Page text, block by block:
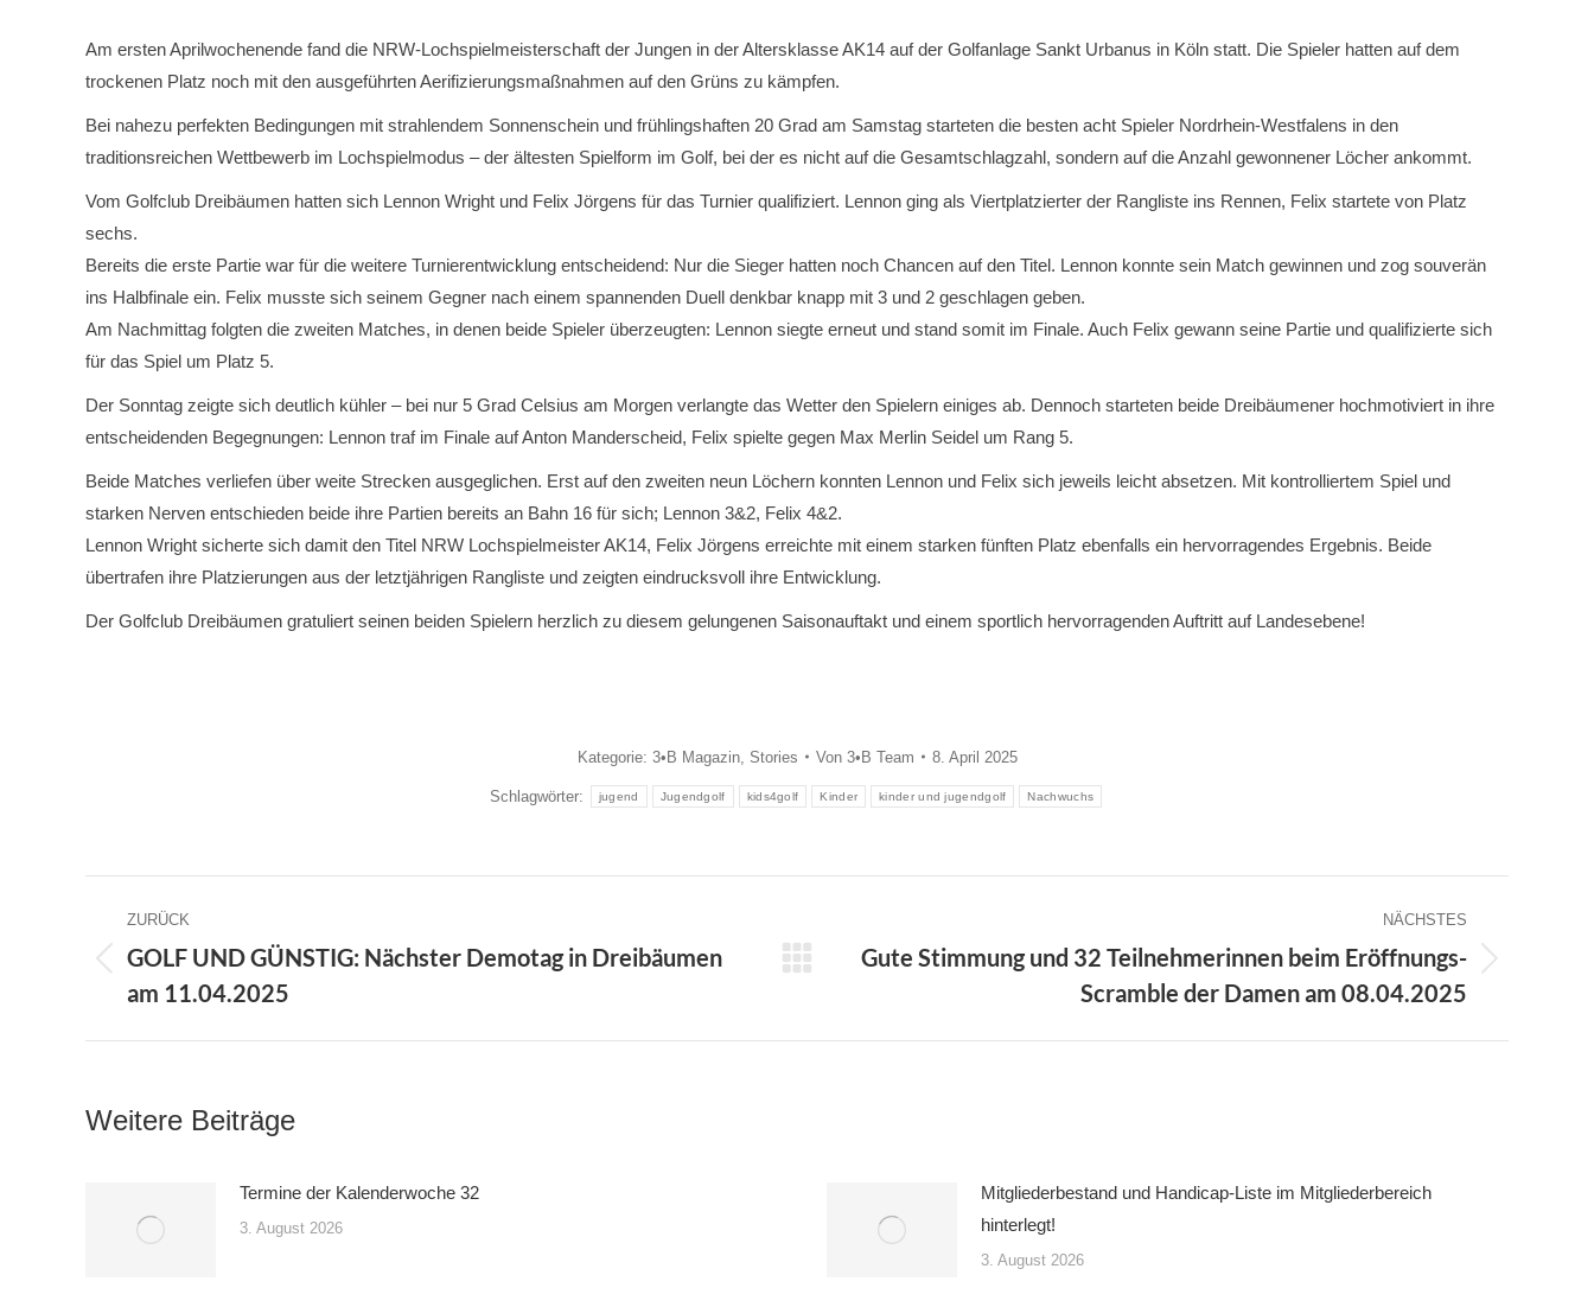
Am ersten Aprilwochenende fand die NRW-Lochspielmeisterschaft der Jungen in der Altersklasse AK14 auf der Golfanlage Sankt Urbanus in Köln statt. Die Spieler hatten auf dem
trockenen Platz noch mit den ausgeführten Aerifizierungsmaßnahmen auf den Grüns zu kämpfen.
Bei nahezu perfekten Bedingungen mit strahlendem Sonnenschein und frühlingshaften 20 Grad am Samstag starteten die besten acht Spieler Nordrhein-Westfalens in den
traditionsreichen Wettbewerb im Lochspielmodus – der ältesten Spielform im Golf, bei der es nicht auf die Gesamtschlagzahl, sondern auf die Anzahl gewonnener Löcher ankommt.
Vom Golfclub Dreibäumen hatten sich Lennon Wright und Felix Jörgens für das Turnier qualifiziert. Lennon ging als Viertplatzierter der Rangliste ins Rennen, Felix startete von Platz
sechs.
Bereits die erste Partie war für die weitere Turnierentwicklung entscheidend: Nur die Sieger hatten noch Chancen auf den Titel. Lennon konnte sein Match gewinnen und zog souverän
ins Halbfinale ein. Felix musste sich seinem Gegner nach einem spannenden Duell denkbar knapp mit 3 und 2 geschlagen geben.
Am Nachmittag folgten die zweiten Matches, in denen beide Spieler überzeugten: Lennon siegte erneut und stand somit im Finale. Auch Felix gewann seine Partie und qualifizierte sich
für das Spiel um Platz 5.
Der Sonntag zeigte sich deutlich kühler – bei nur 5 Grad Celsius am Morgen verlangte das Wetter den Spielern einiges ab. Dennoch starteten beide Dreibäumener hochmotiviert in ihre
entscheidenden Begegnungen: Lennon traf im Finale auf Anton Manderscheid, Felix spielte gegen Max Merlin Seidel um Rang 5.
Beide Matches verliefen über weite Strecken ausgeglichen. Erst auf den zweiten neun Löchern konnten Lennon und Felix sich jeweils leicht absetzen. Mit kontrolliertem Spiel und
starken Nerven entschieden beide ihre Partien bereits an Bahn 16 für sich; Lennon 3&2, Felix 4&2.
Lennon Wright sicherte sich damit den Titel NRW Lochspielmeister AK14, Felix Jörgens erreichte mit einem starken fünften Platz ebenfalls ein hervorragendes Ergebnis. Beide
übertrafen ihre Platzierungen aus der letztjährigen Rangliste und zeigten eindrucksvoll ihre Entwicklung.
Der Golfclub Dreibäumen gratuliert seinen beiden Spielern herzlich zu diesem gelungenen Saisonauftakt und einem sportlich hervorragenden Auftritt auf Landesebene!
Kategorie: 3•B Magazin, Stories Von 3•B Team 8. April 2025
Schlagwörter: jugend Jugendgolf kids4golf Kinder kinder und jugendgolf Nachwuchs
KOMMENTARNAVIGATION
ZURÜCK
Vorheriger
Beitrag:
GOLF UND GÜNSTIG: Nächster Demotag in Dreibäumen
am 11.04.2025
NÄCHSTES
Nächster
Gute Stimmung und 32 Teilnehmerinnen beim Eröffnungs-
Scramble der Damen am 08.04.2025
Weitere Beiträge
Termine der Kalenderwoche 32
3. August 2026
Mitgliederbestand und Handicap-Liste im Mitgliederbereich
hinterlegt!
3. August 2026